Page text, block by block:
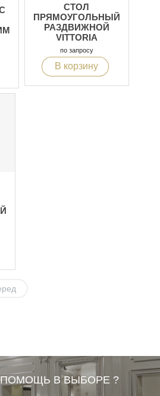
СТОЛ
ПРЯМОУГОЛЬНЫЙ
РАЗДВИЖНОЙ
VITTORIA
по запросу
В корзину
В ВЫБОРЕ ?